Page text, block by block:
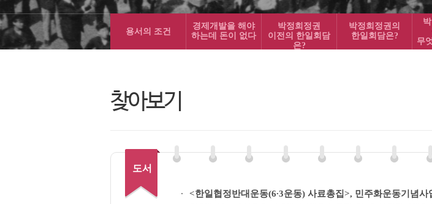
용서의 조건
경제개발을 해야
하는데 돈이 없다
박정희정권
이전의 한일회담
은?
박정희정권의
한일회담은?
무
찾아보기
도서
<한일협정반대운동(6∙3운동) 사료총집>, 민주화운동기념사